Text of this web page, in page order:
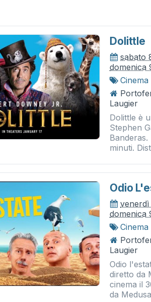
Dolittle
sabato
domenica
Cinema
Laugier
Dolittle è
Stephen
minuti.
Odio
domenica
Cinema
Laugier
Odio
diretto da
cinema il
da